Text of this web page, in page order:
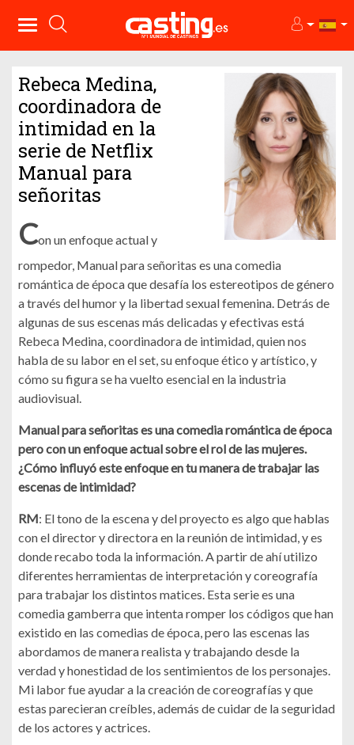
Rebeca Medina,
coordinadora de
intimidad en la
serie de Netflix
Manual para
señoritas
Con un enfoque actual y
rompedor, Manual para señoritas es una comedia
romántica de época que desafía los estereotipos de género
a través del humor y la libertad sexual femenina. Detrás de
algunas de sus escenas más delicadas y efectivas está
Rebeca Medina, coordinadora de intimidad, quien nos
habla de su labor en el set, su enfoque ético y artístico, y
cómo su figura se ha vuelto esencial en la industria
audiovisual.
Manual para señoritas es una comedia romántica de época
pero con un enfoque actual sobre el rol de las mujeres.
¿Cómo influyó este enfoque en tu manera de trabajar las
escenas de intimidad?
RM: El tono de la escena y del proyecto es algo que hablas
con el director y directora en la reunión de intimidad, y es
donde recabo toda la información. A partir de ahí utilizo
diferentes herramientas de interpretación y coreografía
para trabajar los distintos matices. Esta serie es una
comedia gamberra que intenta romper los códigos que han
existido en las comedias de época, pero las escenas las
abordamos de manera realista y trabajando desde la
verdad y honestidad de los sentimientos de los personajes.
Mi labor fue ayudar a la creación de coreografías y que
estas parecieran creíbles, además de cuidar de la seguridad
de los actores y actrices.